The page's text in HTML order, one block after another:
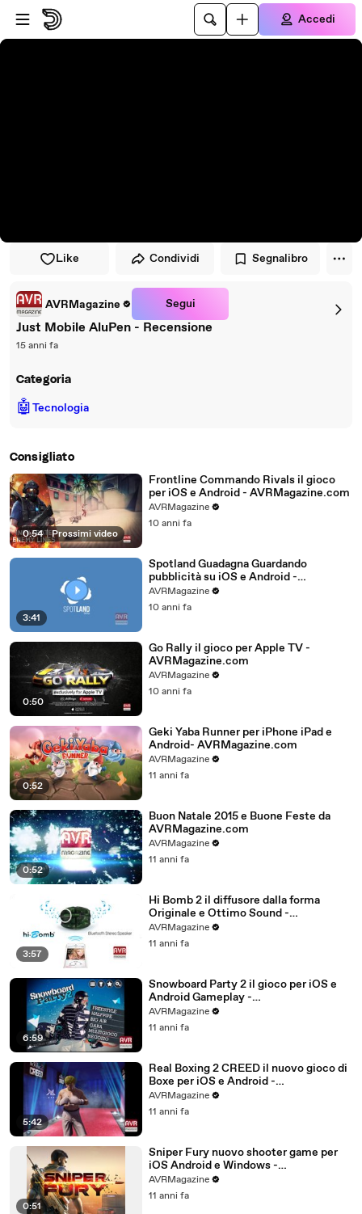
Vai al lettore
Passa al contenuto principale
Accedi
Like Condividi Segnalibro
AVRMagazine Segui
Just Mobile AluPen - Recensione
15 anni fa
Categoria
🤖Tecnologia
Consigliato
0:54 | Prossimi video
Frontline Commando Rivals il gioco
per iOS e Android - AVRMagazine.com
AVRMagazine
10 anni fa
3:41
Spotland Guadagna Guardando
pubblicità su iOS e Android -
AVRMagazine.com
AVRMagazine
10 anni fa
0:50
Go Rally il gioco per Apple TV -
AVRMagazine.com
AVRMagazine
10 anni fa
0:52
Geki Yaba Runner per iPhone iPad e
Android- AVRMagazine.com
AVRMagazine
11 anni fa
0:52
Buon Natale 2015 e Buone Feste da
AVRMagazine.com
AVRMagazine
11 anni fa
3:57
Hi Bomb 2 il diffusore dalla forma
Originale e Ottimo Sound -
AVRMagazine.com
AVRMagazine
11 anni fa
6:59
Snowboard Party 2 il gioco per iOS e
Android Gameplay -
AVRMagazine.com (720p)
AVRMagazine
11 anni fa
5:42
Real Boxing 2 CREED il nuovo gioco di
Boxe per iOS e Android -
AVRMagazine.com
AVRMagazine
11 anni fa
0:51
Sniper Fury nuovo shooter game per
iOS Android e Windows -
AVRMagazine.com
AVRMagazine
11 anni fa